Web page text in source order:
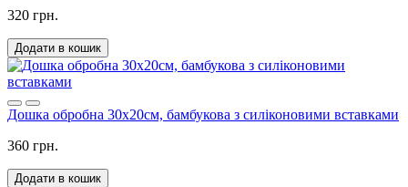
320 грн.
Додати в кошик
Дошка обробна 30х20см, бамбукова з силіконовими вставками
360 грн.
Додати в кошик